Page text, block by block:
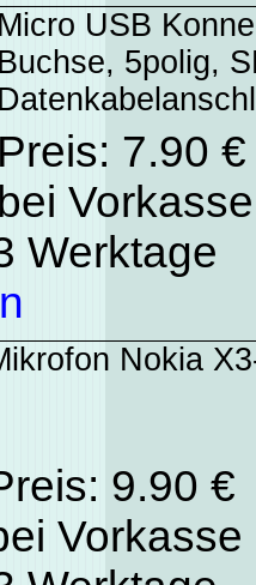
Micro USB
Buchse, 5polig,
Preis: 7.90
bei
Werktage
Nokia
9.90